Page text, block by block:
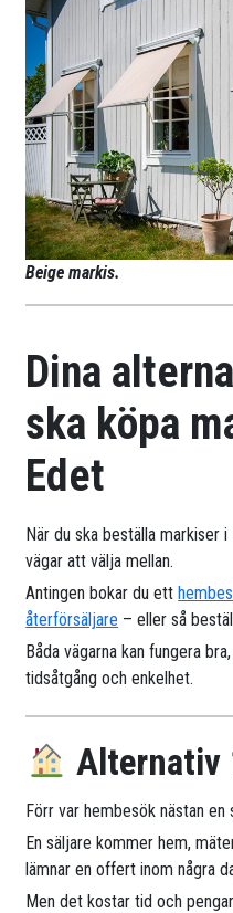
Beige markis.
Dina
ska köpa
Edet
När du ska beställa markiser
vägar att välja mellan.
Antingen bokar du ett
återförsäljare – eller så
Båda vägarna kan fungera
tidsåtgång och enkelhet.
Alternativ
Förr var hembesök nästan en
En säljare kommer hem,
lämnar en offert inom några
Men det kostar tid och